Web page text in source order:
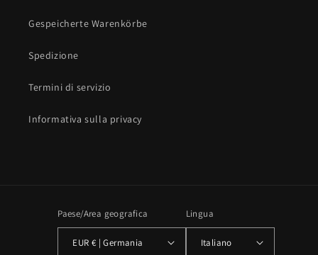
Gespeicherte Warenkörbe
Spedizione
Termini di servizio
Informativa sulla privacy
Paese/Area geografica
EUR € | Germania
Lingua
Italiano